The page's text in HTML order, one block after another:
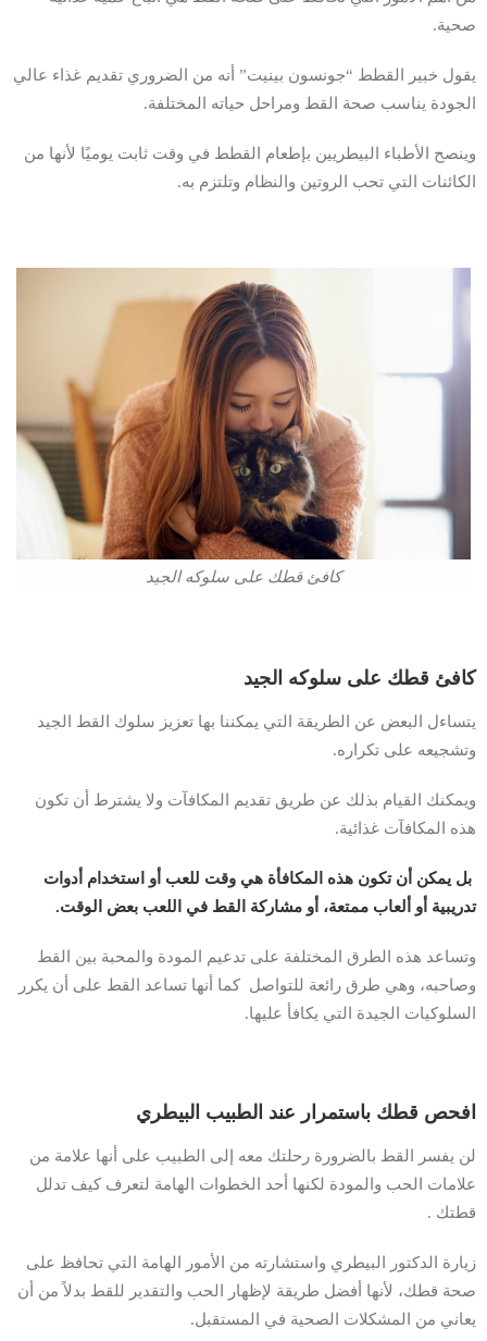
صحية.
يقول خبير القطط “جونسون بينيت” أنه من الضروري تقديم غذاء عالي
الجودة يناسب صحة القط ومراحل حياته المختلفة.
وينصح الأطباء البيطريين بإطعام القطط في وقت ثابت يوميًا لأنها من
الكائنات التي تحب الروتين والنظام وتلتزم به.
كافئ قطك على سلوكه الجيد
كافئ قطك على سلوكه الجيد
يتساءل البعض عن الطريقة التي يمكننا بها تعزيز سلوك القط الجيد
وتشجيعه على تكراره.
ويمكنك القيام بذلك عن طريق تقديم المكافآت ولا يشترط أن تكون
هذه المكافآت غذائية.
بل يمكن أن تكون هذه المكافأة هي وقت للعب أو استخدام أدوات
تدريبية أو ألعاب ممتعة، أو مشاركة القط في اللعب بعض الوقت.
وتساعد هذه الطرق المختلفة على تدعيم المودة والمحبة بين القط
وصاحبه، وهي طرق رائعة للتواصل كما أنها تساعد القط على أن يكرر
السلوكيات الجيدة التي يكافأ عليها.
افحص قطك باستمرار عند الطبيب البيطري
لن يفسر القط بالضرورة رحلتك معه إلى الطبيب على أنها علامة من
علامات الحب والمودة لكنها أحد الخطوات الهامة لتعرف كيف تدلل
قطتك .
زيارة الدكتور البيطري واستشارته من الأمور الهامة التي تحافظ على
صحة قطك، لأنها أفضل طريقة لإظهار الحب والتقدير للقط بدلاً من أن
يعاني من المشكلات الصحية في المستقبل.